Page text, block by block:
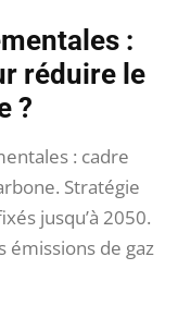
:
réduire le
?
: cadre
Stratégie
jusqu’à 2050.
émissions de gaz